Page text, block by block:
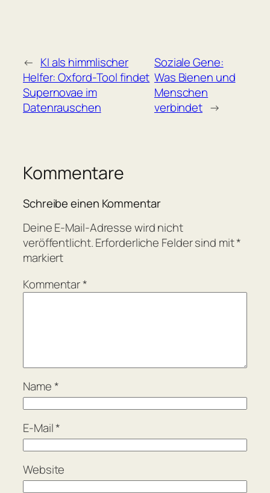
← KI als himmlischer
Helfer: Oxford-Tool findet
Supernovae im
Datenrauschen
Soziale Gene:
Was Bienen und
Menschen
verbindet →
Kommentare
Schreibe einen Kommentar
Deine E-Mail-Adresse wird nicht
veröffentlicht.Erforderliche Felder sind mit*
markiert
Kommentar*
Name*
E-Mail*
Website